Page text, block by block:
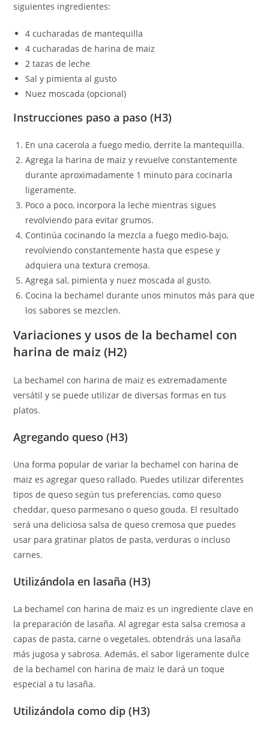
siguientes ingredientes:
4 cucharadas de mantequilla
4 cucharadas de harina de maiz
2 tazas de leche
Sal y pimienta al gusto
Nuez moscada (opcional)
Instrucciones paso a paso (H3)
En una cacerola a fuego medio, derrite la mantequilla.
Agrega la harina de maiz y revuelve constantemente
durante aproximadamente 1 minuto para cocinarla
ligeramente.
Poco a poco, incorpora la leche mientras sigues
revolviendo para evitar grumos.
Continúa cocinando la mezcla a fuego medio-bajo,
revolviendo constantemente hasta que espese y
adquiera una textura cremosa.
Agrega sal, pimienta y nuez moscada al gusto.
Cocina la bechamel durante unos minutos más para que
los sabores se mezclen.
Variaciones y usos de la bechamel con
harina de maiz (H2)
La bechamel con harina de maiz es extremadamente
versátil y se puede utilizar de diversas formas en tus
platos.
Agregando queso (H3)
Una forma popular de variar la bechamel con harina de
maiz es agregar queso rallado. Puedes utilizar diferentes
tipos de queso según tus preferencias, como queso
cheddar, queso parmesano o queso gouda. El resultado
será una deliciosa salsa de queso cremosa que puedes
usar para gratinar platos de pasta, verduras o incluso
carnes.
Utilizándola en lasaña (H3)
La bechamel con harina de maiz es un ingrediente clave en
la preparación de lasaña. Al agregar esta salsa cremosa a
capas de pasta, carne o vegetales, obtendrás una lasaña
más jugosa y sabrosa. Además, el sabor ligeramente dulce
de la bechamel con harina de maiz le dará un toque
especial a tu lasaña.
Utilizándola como dip (H3)